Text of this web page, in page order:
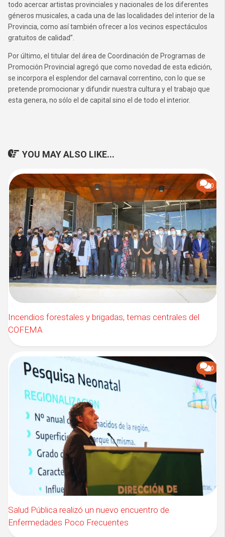
todo acercar artistas provinciales y nacionales de los diferentes
géneros musicales, a cada una de las localidades del interior de la
Provincia, como así también ofrecer a los vecinos espectáculos
gratuitos de calidad”.
Por último, el titular del área de Coordinación de Programas de
Promoción Provincial agregó que como novedad de esta edición,
se incorpora el esplendor del carnaval correntino, con lo que se
pretende promocionar y difundir nuestra cultura y el trabajo que
esta genera, no sólo el de capital sino el de todo el interior.
YOU MAY ALSO LIKE...
0
Incendios forestales y brigadas, temas centrales del
COFEMA
0
Salud Pública realizó un nuevo encuentro de
Enfermedades Poco Frecuentes